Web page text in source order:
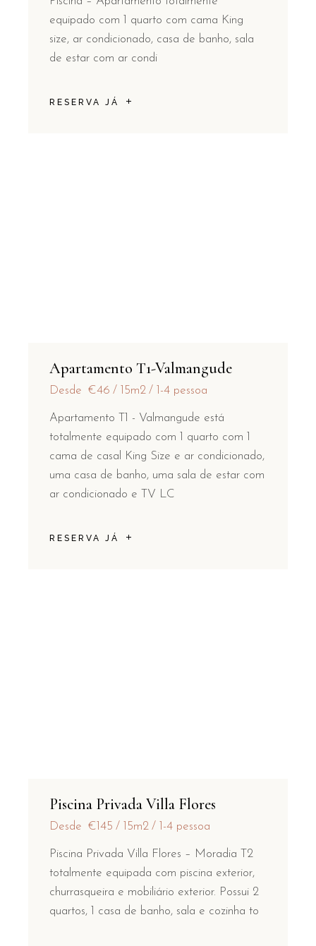
equipado com 1 quarto com cama King
size, ar condicionado, casa de banho, sala
de estar com ar condi
RESERVA JÁ
Apartamento T1-Valmangude
Desde €46 15m2 1-4 pessoa
Apartamento T1 - Valmangude está
totalmente equipado com 1 quarto com 1
cama de casal King Size e ar condicionado,
uma casa de banho, uma sala de estar com
ar condicionado e TV LC
RESERVA JÁ
Piscina Privada Villa Flores
Desde €145 15m2 1-4 pessoa
Piscina Privada Villa Flores – Moradia T2
totalmente equipada com piscina exterior,
churrasqueira e mobiliário exterior. Possui 2
quartos, 1 casa de banho, sala e cozinha to